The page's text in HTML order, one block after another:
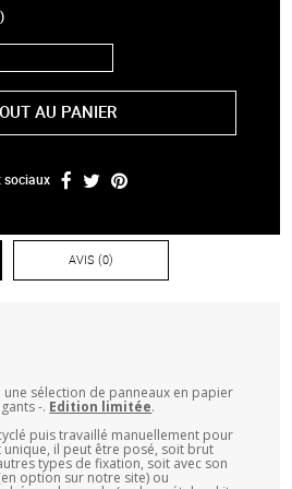
AU PANIER
sociaux
AVIS (0)
sélection de panneaux en papier
-. Edition limitée.
puis travaillé manuellement pour
il peut être posé, soit brut
types de fixation, soit avec son
option sur notre site) ou